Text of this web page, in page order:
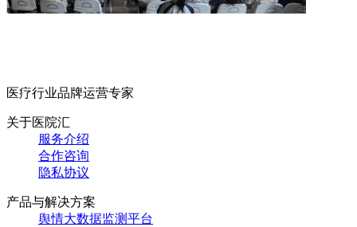
医疗行业品牌运营专家
关于医院汇
服务介绍
合作咨询
隐私协议
产品与解决方案
舆情大数据监测平台